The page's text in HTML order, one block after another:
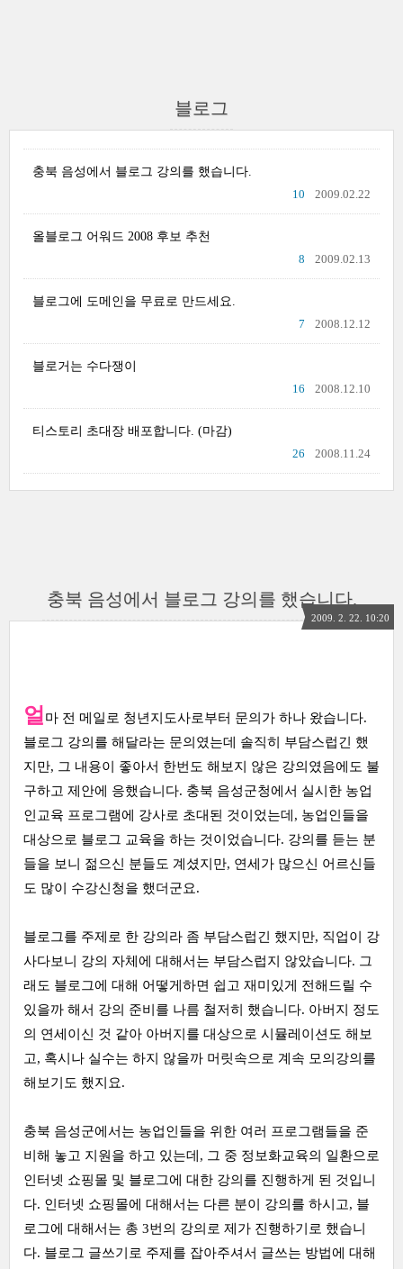
블로그
충북 음성에서 블로그 강의를 했습니다.
2009.02.22
10
올블로그 어워드 2008 후보 추천
2009.02.13
8
블로그에 도메인을 무료로 만드세요.
2008.12.12
7
블로거는 수다쟁이
2008.12.10
16
티스토리 초대장 배포합니다. (마감)
2008.11.24
26
충북 음성에서 블로그 강의를 했습니다.
2009. 2. 22. 10:20
얼 마 전 메일로 청년지도사로부터 문의가 하나 왔습니다.
블로그 강의를 해달라는 문의였는데 솔직히 부담스럽긴 했
지만, 그 내용이 좋아서 한번도 해보지 않은 강의였음에도 불
구하고 제안에 응했습니다. 충북 음성군청에서 실시한 농업
인교육 프로그램에 강사로 초대된 것이었는데, 농업인들을
대상으로 블로그 교육을 하는 것이었습니다. 강의를 듣는 분
들을 보니 젊으신 분들도 계셨지만, 연세가 많으신 어르신들
도 많이 수강신청을 했더군요.
블로그를 주제로 한 강의라 좀 부담스럽긴 했지만, 직업이 강
사다보니 강의 자체에 대해서는 부담스럽지 않았습니다. 그
래도 블로그에 대해 어떻게하면 쉽고 재미있게 전해드릴 수
있을까 해서 강의 준비를 나름 철저히 했습니다. 아버지 정도
의 연세이신 것 같아 아버지를 대상으로 시뮬레이션도 해보
고, 혹시나 실수는 하지 않을까 머릿속으로 계속 모의강의를
해보기도 했지요.
충북 음성군에서는 농업인들을 위한 여러 프로그램들을 준
비해 놓고 지원을 하고 있는데, 그 중 정보화교육의 일환으로
인터넷 쇼핑몰 및 블로그에 대한 강의를 진행하게 된 것입니
다. 인터넷 쇼핑몰에 대해서는 다른 분이 강의를 하시고, 블
로그에 대해서는 총 3번의 강의로 제가 진행하기로 했습니
다. 블로그 글쓰기로 주제를 잡아주셔서 글쓰는 방법에 대해